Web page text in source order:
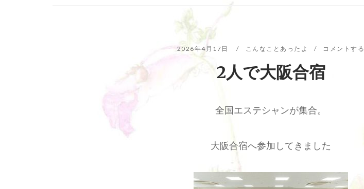
2026年4月17日 こんなことあったよ コメントする
2人で大阪合宿
全国エステシャンが集合。
大阪合宿へ参加してきました